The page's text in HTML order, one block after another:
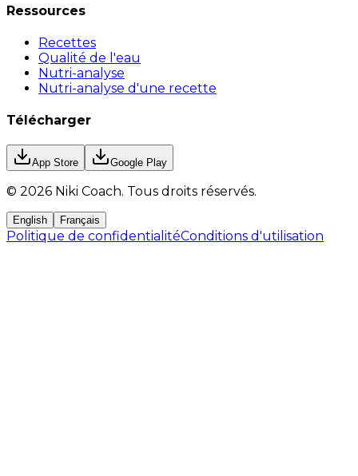
Ressources
Recettes
Qualité de l'eau
Nutri-analyse
Nutri-analyse d'une recette
Télécharger
App Store Google Play
© 2026 Niki Coach. Tous droits réservés.
English Français
Politique de confidentialitéConditions d'utilisation